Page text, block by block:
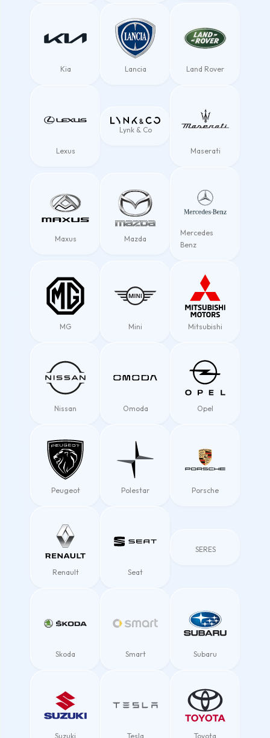
Kia Lancia Land Rover
Lexus
Lynk & Co
Maserati
Maxus Mazda
Mercedes
Benz
MG Mini Mitsubishi
Nissan Omoda Opel
Peugeot Polestar Porsche
Renault Seat
SERES
Skoda Smart Subaru
Suzuki Tesla Toyota